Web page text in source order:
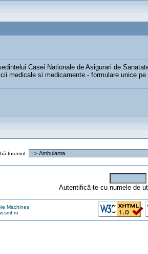
Casei Nationale de Asigurari de
medicale si medicamente - formulare unice pe
forumul:
Autentifică-te cu numele de
Machines